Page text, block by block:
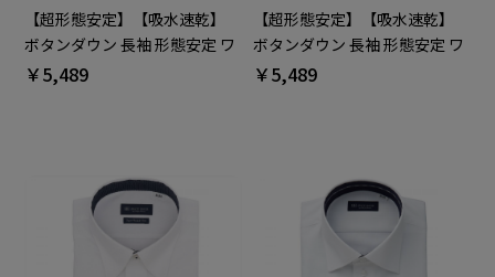
【超形態安定】【吸水速乾】
ボタンダウン 長袖 形態安定 ワ
イシャツ
￥5,489
【超形態安定】【吸水速乾】
ボタンダウン 長袖 形態安定 ワ
イシャツ
￥5,489